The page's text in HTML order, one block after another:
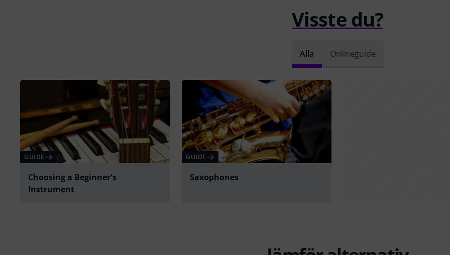
Visste du?
Alla Onlineguide
GUIDE
Choosing a Beginner's
Instrument
GUIDE
Saxophones